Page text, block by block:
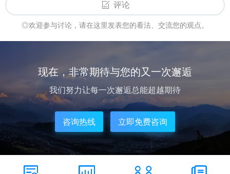
评论
◎欢迎参与讨论，请在这里发表您的看法、交流您的观点。
现在，非常期待与您的又一次邂逅
我们努力让每一次邂逅总能超越期待
咨询热线 立即免费咨询